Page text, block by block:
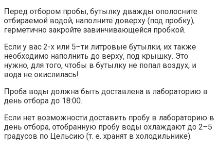
Перед отбором пробы, бутылку дважды ополосните
отбираемой водой, наполните доверху (под пробку),
герметично закройте завинчивающейся пробкой.
Если у вас 2-х или 5–ти литровые бутылки, их также
необходимо наполнить до верху, под крышку. Это
нужно, для того, чтобы в бутылку не попал воздух, и
вода не окислилась!
Проба воды должна быть доставлена в лабораторию в
день отбора до 18:00.
Если нет возможности доставить пробу в лабораторию в
день отбора, отобранную пробу воды охлаждают до 2–5
градусов по Цельсию (т. е. хранят в холодильнике).